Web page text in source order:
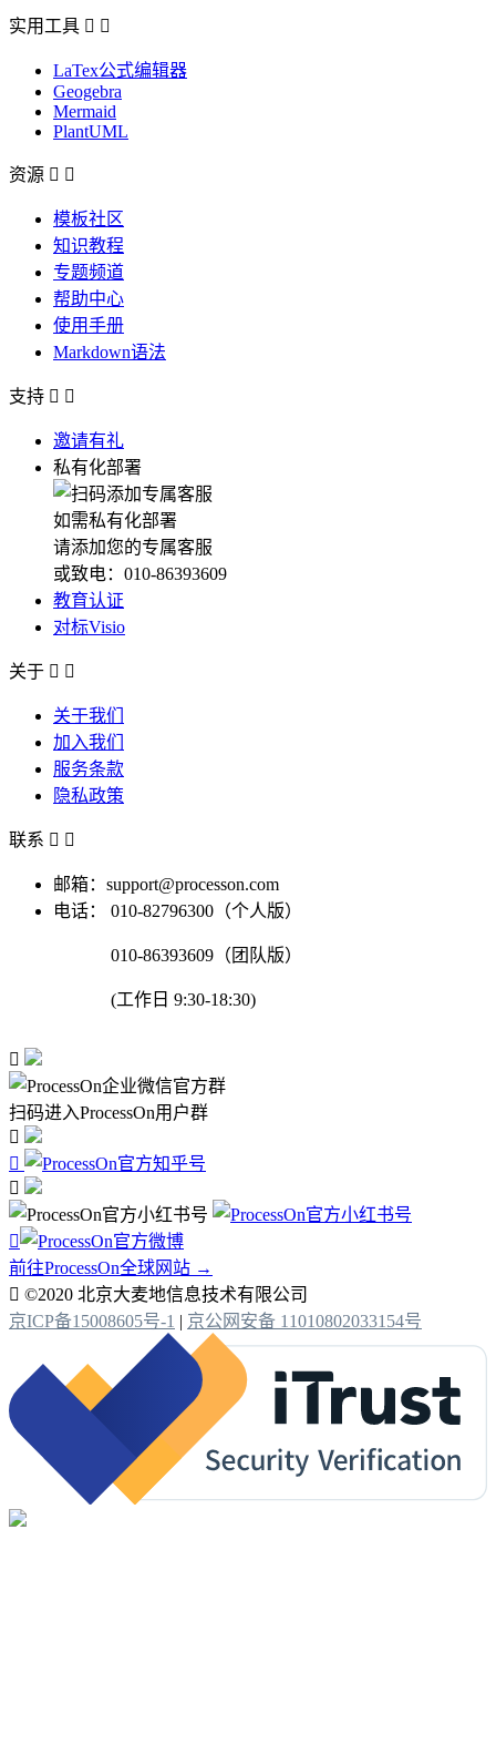
实用工具  
LaTex公式编辑器
Geogebra
Mermaid
PlantUML
资源  
模板社区
知识教程
专题频道
帮助中心
使用手册
Markdown语法
支持  
邀请有礼
私有化部署
如需私有化部署
请添加您的专属客服
或致电：010-86393609
教育认证
对标Visio
关于  
关于我们
加入我们
服务条款
隐私政策
联系  
邮箱：support@processon.com
电话：
010-82796300（个人版）
010-86393609（团队版）
(工作日 9:30-18:30)

扫码进入ProcessOn用户群




前往ProcessOn全球网站 →
 ©2020 北京大麦地信息技术有限公司
京ICP备15008605号-1 | 京公网安备 11010802033154号